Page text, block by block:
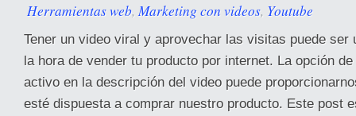
Herramientas web, Marketing con videos, Youtube
Tener un video viral y aprovechar las visitas puede ser
la hora de vender tu producto por internet. La opción
activo en la descripción del video puede
esté dispuesta a comprar nuestro producto. Este post